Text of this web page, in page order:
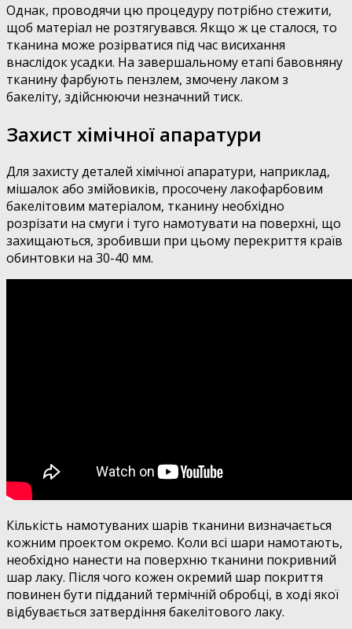
Однак, проводячи цю процедуру потрібно стежити,
щоб матеріал не розтягувався. Якщо ж це сталося, то
тканина може розірватися під час висихання
внаслідок усадки. На завершальному етапі бавовняну
тканину фарбують пензлем, змочену лаком з
бакеліту, здійснюючи незначний тиск.
Захист хімічної апаратури
Для захисту деталей хімічної апаратури, наприклад,
мішалок або змійовиків, просочену лакофарбовим
бакелітовим матеріалом, тканину необхідно
розрізати на смуги і туго намотувати на поверхні, що
захищаються, зробивши при цьому перекриття країв
обинтовки на 30-40 мм.
Кількість намотуваних шарів тканини визначається
кожним проектом окремо. Коли всі шари намотають,
необхідно нанести на поверхню тканини покривний
шар лаку. Після чого кожен окремий шар покриття
повинен бути підданий термічній обробці, в ході якої
відбувається затвердіння бакелітового лаку.